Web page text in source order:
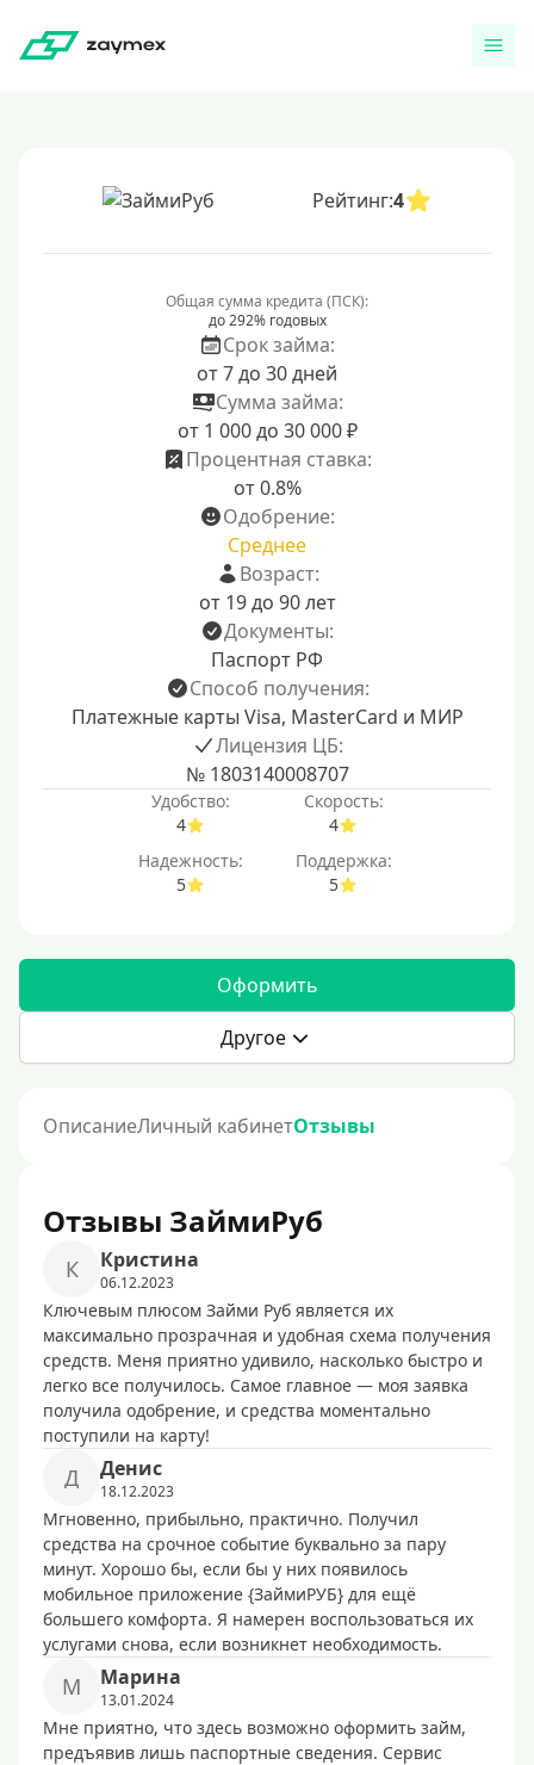
Рейтинг:4
Общая сумма кредита (ПСК):
до 292% годовых
Срок займа:
от 7 до 30 дней
Сумма займа:
от 1 000 до 30 000 ₽
Процентная ставка:
от 0.8%
Одобрение:
Среднее
Возраст:
от 19 до 90 лет
Документы:
Паспорт РФ
Способ получения:
Платежные карты Visa, MasterCard и МИР
Лицензия ЦБ:
№ 1803140008707
Удобство:
4
Скорость:
4
Надежность:
5
Поддержка:
5
Оформить
Другое
ОписаниеЛичный кабинетОтзывы
Отзывы ЗаймиРуб
К Кpиcтинa
06.12.2023
Ключевым плюсом Займи Руб является их
максимально прозрачная и удобная схема получения
средств. Меня приятно удивило, насколько быстро и
легко все получилось. Самое главное — моя заявка
получила одобрение, и средства моментально
поступили на карту!
Д Денис
18.12.2023
Мгновенно, прибыльно, практично. Получил
средства на срочное событие буквально за пару
минут. Хорошо бы, если бы у них появилось
мобильное приложение {ЗаймиРУБ} для ещё
большего комфорта. Я намерен воспользоваться их
услугами снова, если возникнет необходимость.
М Марина
13.01.2024
Мне приятно, что здесь возможно оформить займ,
предъявив лишь паспортные сведения. Сервис